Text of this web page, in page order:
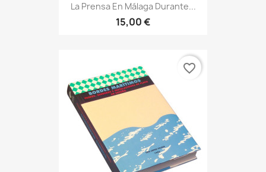
La Prensa En Málaga Durante...
15,00 €
favorite_border